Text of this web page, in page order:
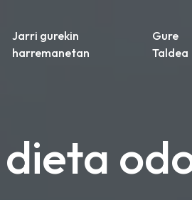
Jarri gurekin
harremanetan
Gure
Taldea